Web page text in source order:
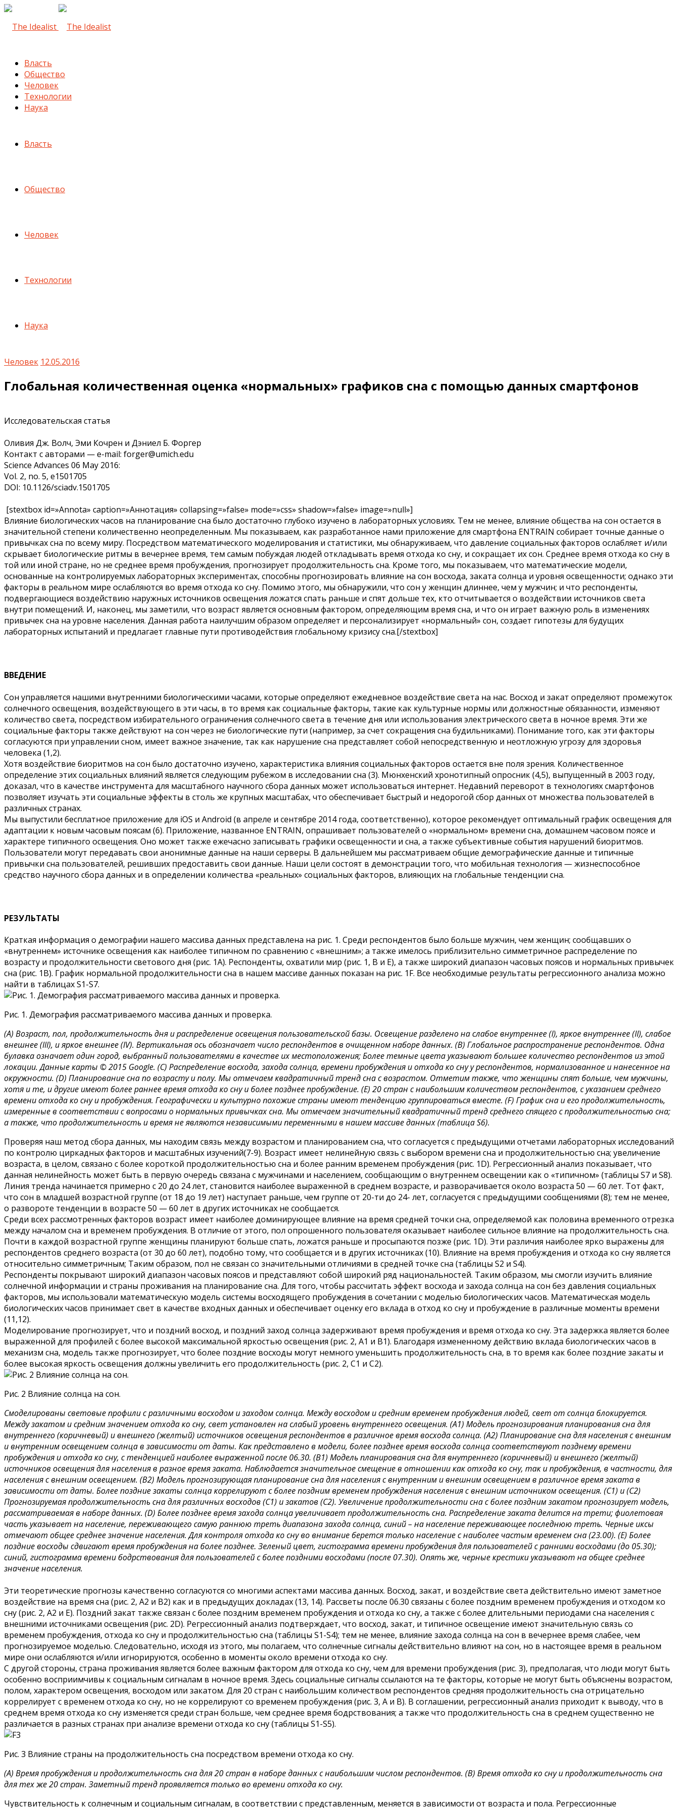
Власть
Общество
Человек
Технологии
Наука
Власть
Общество
Человек
Технологии
Наука
Человек 12.05.2016
Глобальная количественная оценка «нормальных» графиков сна с помощью данных смартфонов
Исследовательская статья
Оливия Дж. Волч, Эми Кочрен и Дэниел Б. Форгер
Контакт с авторами — е-mail: forger@umich.edu
Science Advances 06 May 2016:
Vol. 2, no. 5, e1501705
DOI: 10.1126/sciadv.1501705
[stextbox id=»Annota» caption=»Аннотация» collapsing=»false» mode=»css» shadow=»false» image=»null»]
Влияние биологических часов на планирование сна было достаточно глубоко изучено в лабораторных условиях. Тем не менее, влияние общества на сон остается в
значительной степени количественно неопределенным. Мы показываем, как разработанное нами приложение для смартфона ENTRAIN собирает точные данные о
привычках сна по всему миру. Посредством математического моделирования и статистики, мы обнаруживаем, что давление социальных факторов ослабляет и/или
скрывает биологические ритмы в вечернее время, тем самым побуждая людей откладывать время отхода ко сну, и сокращает их сон. Среднее время отхода ко сну в
той или иной стране, но не среднее время пробуждения, прогнозирует продолжительность сна. Кроме того, мы показываем, что математические модели,
основанные на контролируемых лабораторных экспериментах, способны прогнозировать влияние на сон восхода, заката солнца и уровня освещенности; однако эти
факторы в реальном мире ослабляются во время отхода ко сну. Помимо этого, мы обнаружили, что сон у женщин длиннее, чем у мужчин; и что респонденты,
подвергающиеся воздействию наружных источников освещения ложатся спать раньше и спят дольше тех, кто отчитывается о воздействии источников света
внутри помещений. И, наконец, мы заметили, что возраст является основным фактором, определяющим время сна, и что он играет важную роль в изменениях
привычек сна на уровне населения. Данная работа наилучшим образом определяет и персонализирует «нормальный» сон, создает гипотезы для будущих
лабораторных испытаний и предлагает главные пути противодействия глобальному кризису сна.[/stextbox]
ВВЕДЕНИЕ
Сон управляется нашими внутренними биологическими часами, которые определяют ежедневное воздействие света на нас. Восход и закат определяют промежуток
солнечного освещения, воздействующего в эти часы, в то время как социальные факторы, такие как культурные нормы или должностные обязанности, изменяют
количество света, посредством избирательного ограничения солнечного света в течение дня или использования электрического света в ночное время. Эти же
социальные факторы также действуют на сон через не биологические пути (например, за счет сокращения сна будильниками). Понимание того, как эти факторы
согласуются при управлении сном, имеет важное значение, так как нарушение сна представляет собой непосредственную и неотложную угрозу для здоровья
человека (1,2).
Хотя воздействие биоритмов на сон было достаточно изучено, характеристика влияния социальных факторов остается вне поля зрения. Количественное
определение этих социальных влияний является следующим рубежом в исследовании сна (3). Мюнхенский хронотипный опросник (4,5), выпущенный в 2003 году,
доказал, что в качестве инструмента для масштабного научного сбора данных может использоваться интернет. Недавний переворот в технологиях смартфонов
позволяет изучать эти социальные эффекты в столь же крупных масштабах, что обеспечивает быстрый и недорогой сбор данных от множества пользователей в
различных странах.
Мы выпустили бесплатное приложение для iOS и Android (в апреле и сентябре 2014 года, соответственно), которое рекомендует оптимальный график освещения для
адаптации к новым часовым поясам (6). Приложение, названное ENTRAIN, опрашивает пользователей о «нормальном» времени сна, домашнем часовом поясе и
характере типичного освещения. Оно может также ежечасно записывать графики освещенности и сна, а также субъективные события нарушений биоритмов.
Пользователи могут передавать свои анонимные данные на наши серверы. В дальнейшем мы рассматриваем общие демографические данные и типичные
привычки сна пользователей, решивших предоставить свои данные. Наши цели состоят в демонстрации того, что мобильная технология — жизнеспособное
средство научного сбора данных и в определении количества «реальных» социальных факторов, влияющих на глобальные тенденции сна.
РЕЗУЛЬТАТЫ
Краткая информация о демографии нашего массива данных представлена на рис. 1. Среди респондентов было больше мужчин, чем женщин; сообщавших о
«внутреннем» источнике освещения как наиболее типичном по сравнению с «внешним»; а также имелось приблизительно симметричное распределение по
возрасту и продолжительности светового дня (рис. 1А). Респонденты, охватили мир (рис. 1, В и Е), а также широкий диапазон часовых поясов и нормальных привычек
сна (рис. 1В). График нормальной продолжительности сна в нашем массиве данных показан на рис. 1F. Все необходимые результаты регрессионного анализа можно
найти в таблицах S1-S7.
Рис. 1. Демография рассматриваемого массива данных и проверка.
(А) Возраст, пол, продолжительность дня и распределение освещения пользовательской базы. Освещение разделено на слабое внутреннее (I), яркое внутреннее (II), слабое
внешнее (III), и яркое внешнее (IV). Вертикальная ось обозначает число респондентов в очищенном наборе данных. (B) Глобальное распространение респондентов. Одна
булавка означает один город, выбранный пользователями в качестве их местоположения; Более темные цвета указывают большее количество респондентов из этой
локации. Данные карты © 2015 Google. (C) Распределение восхода, захода солнца, времени пробуждения и отхода ко сну у респондентов, нормализованное и нанесенное на
окружности. (D) Планирование сна по возрасту и полу. Мы отмечаем квадратичный тренд сна с возрастом. Отметим также, что женщины спят больше, чем мужчины,
хотя и те, и другие имеют более раннее время отхода ко сну и более позднее пробуждение. (E) 20 стран с наибольшим количеством респондентов, с указанием среднего
времени отхода ко сну и пробуждения. Географически и культурно похожие страны имеют тенденцию группироваться вместе. (F) График сна и его продолжительность,
измеренные в соответствии с вопросами о нормальных привычках сна. Мы отмечаем значительный квадратичный тренд среднего спящего с продолжительностью сна;
а также, что продолжительность и время не являются независимыми переменными в нашем массиве данных (таблица S6).
Проверяя наш метод сбора данных, мы находим связь между возрастом и планированием сна, что согласуется с предыдущими отчетами лабораторных исследований
по контролю циркадных факторов и масштабных изучений(7-9). Возраст имеет нелинейную связь с выбором времени сна и продолжительностью сна; увеличение
возраста, в целом, связано с более короткой продолжительностью сна и более ранним временем пробуждения (рис. 1D). Регрессионный анализ показывает, что
данная нелинейность может быть в первую очередь связана с мужчинами и населением, сообщающим о внутреннем освещении как о «типичном» (таблицы S7 и S8).
Линия тренда начинается примерно с 20 до 24 лет, становится наиболее выраженной в среднем возрасте, и разворачивается около возраста 50 — 60 лет. Тот факт,
что сон в младшей возрастной группе (от 18 до 19 лет) наступает раньше, чем группе от 20-ти до 24- лет, согласуется с предыдущими сообщениями (8); тем не менее,
о развороте тенденции в возрасте 50 — 60 лет в других источниках не сообщается.
Среди всех рассмотренных факторов возраст имеет наиболее доминирующее влияние на время средней точки сна, определяемой как половина временного отрезка
между началом сна и временем пробуждения. В отличие от этого, пол опрошенного пользователя оказывает наиболее сильное влияние на продолжительность сна.
Почти в каждой возрастной группе женщины планируют больше спать, ложатся раньше и просыпаются позже (рис. 1D). Эти различия наиболее ярко выражены для
респондентов среднего возраста (от 30 до 60 лет), подобно тому, что сообщается и в других источниках (10). Влияние на время пробуждения и отхода ко сну является
относительно симметричным; Таким образом, пол не связан со значительными отличиями в средней точке сна (таблицы S2 и S4).
Респонденты покрывают широкий диапазон часовых поясов и представляют собой широкий ряд национальностей. Таким образом, мы смогли изучить влияние
солнечной информации и страны проживания на планирование сна. Для того, чтобы рассчитать эффект восхода и захода солнца на сон без давления социальных
факторов, мы использовали математическую модель системы восходящего пробуждения в сочетании с моделью биологических часов. Математическая модель
биологических часов принимает свет в качестве входных данных и обеспечивает оценку его вклада в отход ко сну и пробуждение в различные моменты времени
(11,12).
Моделирование прогнозирует, что и поздний восход, и поздний заход солнца задерживают время пробуждения и время отхода ко сну. Эта задержка является более
выраженной для профилей с более высокой максимальной яркостью освещения (рис. 2, А1 и В1). Благодаря измененному действию вклада биологических часов в
механизм сна, модель также прогнозирует, что более поздние восходы могут немного уменьшить продолжительность сна, в то время как более поздние закаты и
более высокая яркость освещения должны увеличить его продолжительность (рис. 2, C1 и C2).
Рис. 2 Влияние солнца на сон.
Смоделированы световые профили с различными восходом и заходом солнца. Между восходом и средним временем пробуждения людей, свет от солнца блокируется.
Между закатом и средним значением отхода ко сну, свет установлен на слабый уровень внутреннего освещения. (A1) Модель прогнозирования планирования сна для
внутреннего (коричневый) и внешнего (желтый) источников освещения респондентов в различное время восхода солнца. (A2) Планирование сна для населения с внешним
и внутренним освещением солнца в зависимости от даты. Как представлено в модели, более позднее время восхода солнца соответствуют позднему времени
пробуждения и отхода ко сну, с тенденцией наиболее выраженной после 06.30. (B1) Модель планирования сна для внутреннего (коричневый) и внешнего (желтый)
источников освещения для населения в разное время заката. Наблюдается значительное смещение в отношении как отхода ко сну, так и пробуждения, в частности, для
населения с внешним освещением. (B2) Модель прогнозирующая планирование сна для населения с внутренним и внешним освещением в различное время заката в
зависимости от даты. Более поздние закаты солнца коррелируют с более поздним временем пробуждения населения с внешним источником освещения. (C1) и (C2)
Прогнозируемая продолжительность сна для различных восходов (С1) и закатов (С2). Увеличение продолжительности сна с более поздним закатом прогнозирует модель,
рассматриваемая в наборе данных. (D) Более позднее время захода солнца увеличивает продолжительность сна. Распределение заката делится на трети; фиолетовая
часть указывает на население, переживающего самую раннюю треть диапазона захода солнца, синий – на население переживающее последнюю треть. Черные иксы
отмечают общее среднее значение населения. Для контроля отхода ко сну во внимание берется только население с наиболее частым временем сна (23.00). (E) Более
поздние восходы сдвигают время пробуждения на более позднее. Зеленый цвет, гистограмма времени пробуждения для пользователей с ранними восходами (до 05.30);
синий, гистограмма времени бодрствования для пользователей с более поздними восходами (после 07.30). Опять же, черные крестики указывают на общее среднее
значение населения.
Эти теоретические прогнозы качественно согласуются со многими аспектами массива данных. Восход, закат, и воздействие света действительно имеют заметное
воздействие на время сна (рис. 2, А2 и В2) как и в предыдущих докладах (13, 14). Рассветы после 06.30 связаны с более поздним временем пробуждения и отходом ко
сну (рис. 2, А2 и Е). Поздний закат также связан с более поздним временем пробуждения и отхода ко сну, а также с более длительными периодами сна населения с
внешними источниками освещения (рис. 2D). Регрессионный анализ подтверждает, что восход, закат, и типичное освещение имеют значительную связь со
временем пробуждения, отхода ко сну и продолжительностью сна (таблицы S1-S4); тем не менее, влияние захода солнца на сон в вечернее время слабее, чем
прогнозируемое моделью. Следовательно, исходя из этого, мы полагаем, что солнечные сигналы действительно влияют на сон, но в настоящее время в реальном
мире они ослабляются и/или игнорируются, особенно в моменты около времени отхода ко сну.
С другой стороны, страна проживания является более важным фактором для отхода ко сну, чем для времени пробуждения (рис. 3), предполагая, что люди могут быть
особенно восприимчивы к социальным сигналам в ночное время. Здесь социальные сигналы ссылаются на те факторы, которые не могут быть объяснены возрастом,
полом, характером освещения, восходом или закатом. Для 20 стран с наибольшим количеством респондентов средняя продолжительность сна отрицательно
коррелирует с временем отхода ко сну, но не коррелируют со временем пробуждения (рис. 3, А и В). В соглашении, регрессионный анализ приходит к выводу, что в
среднем время отхода ко сну изменяется среди стран больше, чем среднее время бодрствования; а также что продолжительность сна в среднем существенно не
различается в разных странах при анализе времени отхода ко сну (таблицы S1-S5).
Рис. 3 Влияние страны на продолжительность сна посредством времени отхода ко сну.
(A) Время пробуждения и продолжительность сна для 20 стран в наборе данных с наибольшим числом респондентов. (B) Время отхода ко сну и продолжительность сна
для тех же 20 стран. Заметный тренд проявляется только во времени отхода ко сну.
Чувствительность к солнечным и социальным сигналам, в соответствии с представленным, меняется в зависимости от возраста и пола. Регрессионные